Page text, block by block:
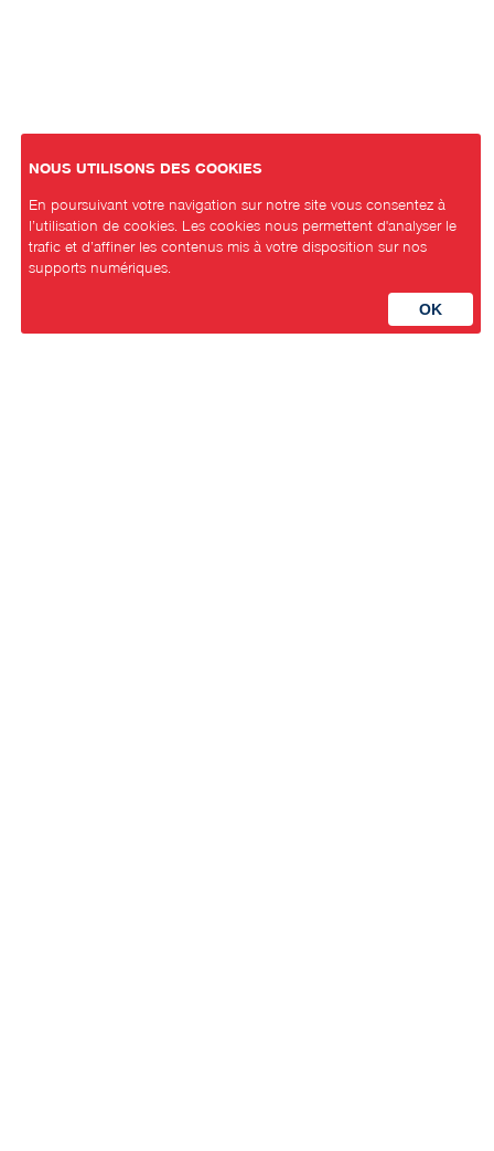
NOUS UTILISONS DES COOKIES
En poursuivant votre navigation sur notre site vous consentez à
l’utilisation de cookies. Les cookies nous permettent d'analyser le
trafic et d’affiner les contenus mis à votre disposition sur nos
supports numériques.